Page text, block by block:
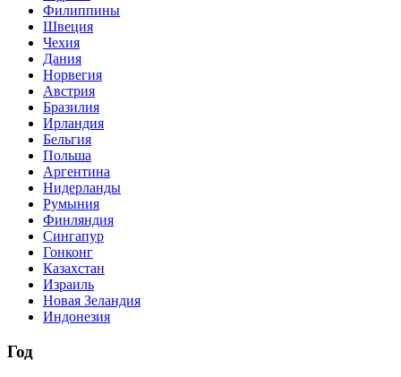
Филиппины
Швеция
Чехия
Дания
Норвегия
Австрия
Бразилия
Ирландия
Бельгия
Польша
Аргентина
Нидерланды
Румыния
Финляндия
Сингапур
Гонконг
Казахстан
Израиль
Новая Зеландия
Индонезия
Год